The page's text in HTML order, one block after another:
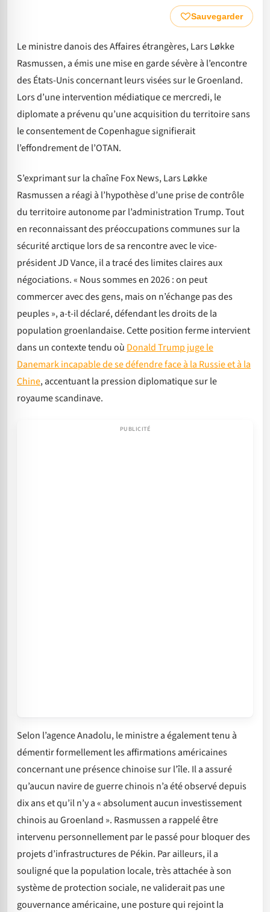
Sauvegarder
Le ministre danois des Affaires étrangères, Lars Løkke
Rasmussen, a émis une mise en garde sévère à l’encontre
des États-Unis concernant leurs visées sur le Groenland.
Lors d’une intervention médiatique ce mercredi, le
diplomate a prévenu qu’une acquisition du territoire sans
le consentement de Copenhague signifierait
l’effondrement de l’OTAN.
S’exprimant sur la chaîne Fox News, Lars Løkke
Rasmussen a réagi à l’hypothèse d’une prise de contrôle
du territoire autonome par l’administration Trump. Tout
en reconnaissant des préoccupations communes sur la
sécurité arctique lors de sa rencontre avec le vice-
président JD Vance, il a tracé des limites claires aux
négociations. « Nous sommes en 2026 : on peut
commercer avec des gens, mais on n’échange pas des
peuples », a-t-il déclaré, défendant les droits de la
population groenlandaise. Cette position ferme intervient
dans un contexte tendu où Donald Trump juge le
Danemark incapable de se défendre face à la Russie et à la
Chine, accentuant la pression diplomatique sur le
royaume scandinave.
Selon l’agence Anadolu, le ministre a également tenu à
démentir formellement les affirmations américaines
concernant une présence chinoise sur l’île. Il a assuré
qu’aucun navire de guerre chinois n’a été observé depuis
dix ans et qu’il n’y a « absolument aucun investissement
chinois au Groenland ». Rasmussen a rappelé être
intervenu personnellement par le passé pour bloquer des
projets d’infrastructures de Pékin. Par ailleurs, il a
souligné que la population locale, très attachée à son
système de protection sociale, ne validerait pas une
gouvernance américaine, une posture qui rejoint la